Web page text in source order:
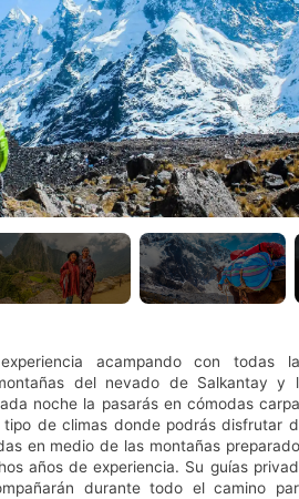
acampando con todas
del nevado de Salkantay y
noche la pasarás en cómodas
de climas donde podrás disfrutar
en medio de las montañas
años de experiencia. Su guías
durante todo el camino